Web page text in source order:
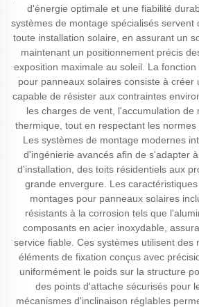
d'énergie optimale et une fiabilité
systèmes de montage spécialisés servent
toute installation solaire, en assurant un
maintenant un positionnement précis
exposition maximale au soleil. La
pour panneaux solaires consiste à créer
capable de résister aux contraintes
les charges de vent, l'accumulation de
thermique, tout en respectant les normes
Les systèmes de montage modernes
d'ingénierie avancés afin de s'adapter
d'installation, des toits résidentiels aux
grande envergure. Les
montages pour panneaux solaires
résistants à la corrosion tels que
composants en acier inoxydable,
service fiable. Ces systèmes utilisent des
éléments de fixation conçus avec
uniformément le poids sur la structure
des points d'attache sécurisés pour
mécanismes d'inclinaison réglables